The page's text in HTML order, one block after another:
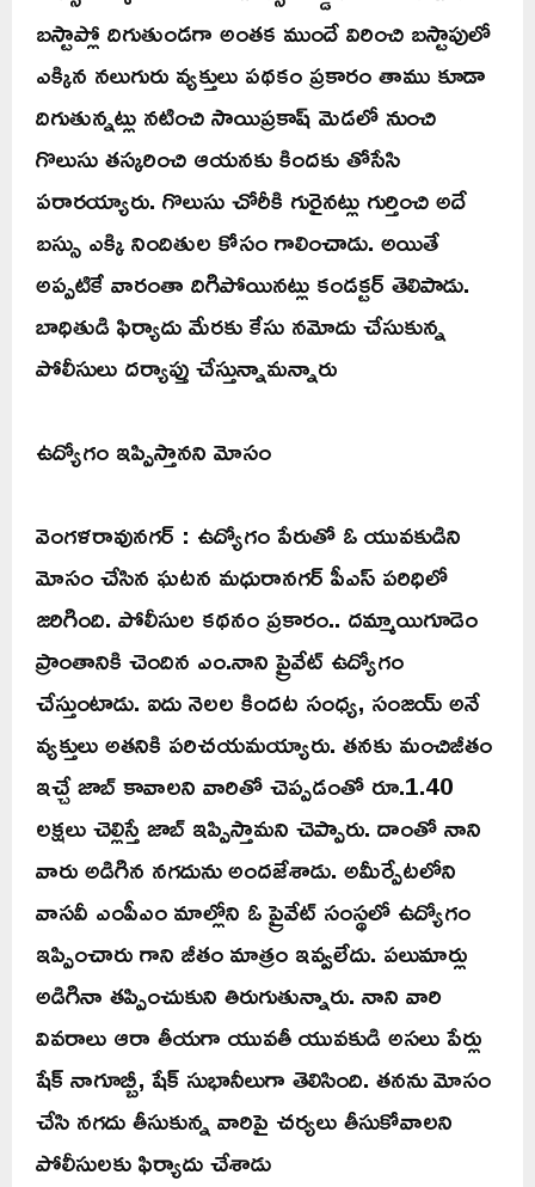
బస్టాప్లో దిగుతుండగా అంతక ముందే విరించి బస్టాపులో
ఎక్కిన నలుగురు వ్యక్తులు పథకం ప్రకారం తాము కూడా
దిగుతున్నట్లు నటించి సాయిప్రకాష్ మెడలో నుంచి
గొలుసు తస్కరించి ఆయనకు కిందకు తోసేసి
పరారయ్యారు. గొలుసు చోరీకి గురైనట్లు గుర్తించి అదే
బస్సు ఎక్కి నిందితుల కోసం గాలించాడు. అయితే
అప్పటికే వారంతా దిగిపోయినట్లు కండక్టర్ తెలిపాడు.
బాధితుడి ఫిర్యాదు మేరకు కేసు నమోదు చేసుకున్న
పోలీసులు దర్యాప్తు చేస్తున్నామన్నారు
ఉద్యోగం ఇప్పిస్తానని మోసం
వెంగళరావునగర్ : ఉద్యోగం పేరుతో ఓ యువకుడిని
మోసం చేసిన ఘటన మధురానగర్ పీఎస్ పరిధిలో
జరిగింది. పోలీసుల కథనం ప్రకారం.. దమ్మాయిగూడెం
ప్రాంతానికి చెందిన ఎం.నాని ప్రైవేట్ ఉద్యోగం
చేస్తుంటాడు. ఐదు నెలల కిందట సంధ్య, సంజయ్ అనే
వ్యక్తులు అతనికి పరిచయమయ్యారు. తనకు మంచిజీతం
ఇచ్చే జాబ్ కావాలని వారితో చెప్పడంతో రూ.1.40
లక్షలు చెల్లిస్తే జాబ్ ఇప్పిస్తామని చెప్పారు. దాంతో నాని
వారు అడిగిన నగదును అందజేశాడు. అమీర్పేటలోని
వాసవీ ఎంపీఎం మాల్లోని ఓ ప్రైవేట్ సంస్థలో ఉద్యోగం
ఇప్పించారు గాని జీతం మాత్రం ఇవ్వలేదు. పలుమార్లు
అడిగినా తప్పించుకుని తిరుగుతున్నారు. నాని వారి
వివరాలు ఆరా తీయగా యువతీ యువకుడి అసలు పేర్లు
షేక్ నాగూబ్బీ, షేక్ సుభానీలుగా తెలిసింది. తనను మోసం
చేసి నగదు తీసుకున్న వారిపై చర్యలు తీసుకోవాలని
పోలీసులకు ఫిర్యాదు చేశాడు